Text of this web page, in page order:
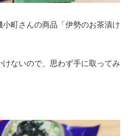
町さんの商品「伊勢のお茶漬け
ないので、思わず手に取ってみ